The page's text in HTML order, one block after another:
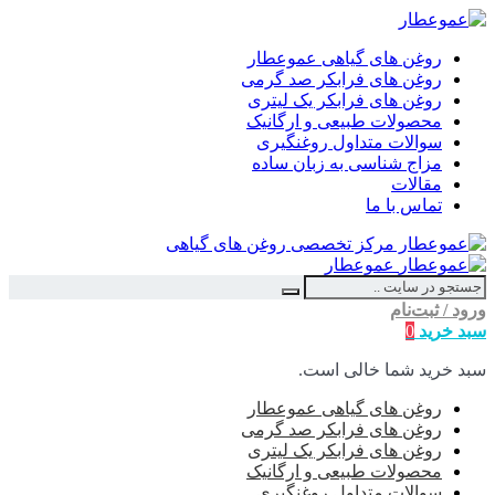
روغن های گیاهی عموعطار
روغن های فرابکر صد گرمی
روغن های فرابکر یک لیتری
محصولات طبیعی و ارگانیک
سوالات متداول روغنگیری
مزاج شناسی به زبان ساده
مقالات
تماس با ما
عموعطار
ورود / ثبت‌نام
سبد خرید 0
سبد خرید شما خالی است.
روغن های گیاهی عموعطار
روغن های فرابکر صد گرمی
روغن های فرابکر یک لیتری
محصولات طبیعی و ارگانیک